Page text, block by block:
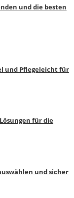
und die besten
und Pflegeleicht für
für die
und sicher